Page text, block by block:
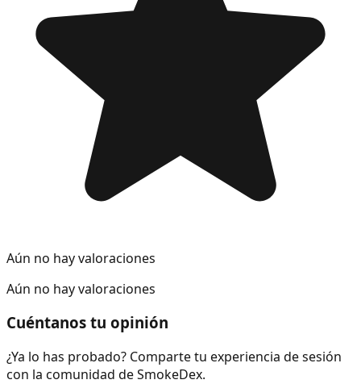
Aún no hay valoraciones
Aún no hay valoraciones
Cuéntanos tu opinión
¿Ya lo has probado? Comparte tu experiencia de sesión
con la comunidad de SmokeDex.